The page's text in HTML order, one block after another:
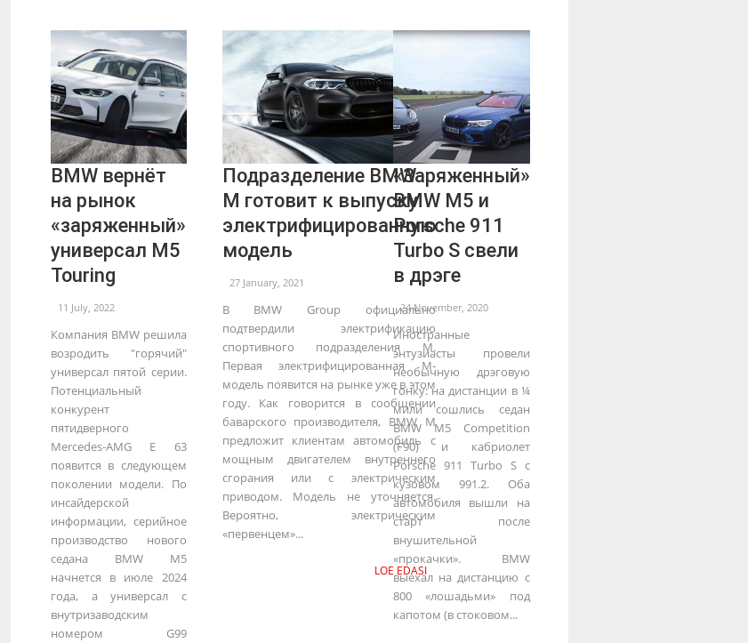
BMW вернёт
на рынок
«заряженный»
универсал M5
Touring
11 July, 2022
Компания BMW решила
возродить "горячий"
универсал пятой серии.
Потенциальный
конкурент
пятидверного
Mercedes-AMG E 63
появится в следующем
поколении модели. По
инсайдерской
информации, серийное
производство нового
седана BMW M5
начнется в июле 2024
года, а универсал с
внутризаводским
номером G99
Подразделение BMW
M готовит к выпуску
электрифицированную
модель
27 January, 2021
В BMW Group официально
подтвердили электрификацию
спортивного подразделения M.
Первая электрифицированная М-
модель появится на рынке уже в этом
году. Как говорится в сообщении
баварского производителя, BMW M
предложит клиентам автомобиль с
мощным двигателем внутреннего
сгорания или с электрическим
приводом. Модель не уточняется.
Вероятно, электрическим
«первенцем»...
LOE EDASI
«Заряженный»
BMW M5 и
Porsche 911
Turbo S свели
в дрэге
24 November, 2020
Иностранные
энтузиасты провели
необычную дрэговую
гонку: на дистанции в ¼
мили сошлись седан
BMW M5 Competition
(F90) и кабриолет
Porsche 911 Turbo S с
кузовом 991.2. Оба
автомобиля вышли на
старт после
внушительной
«прокачки». BMW
выехал на дистанцию с
800 «лошадьми» под
капотом (в стоковом...